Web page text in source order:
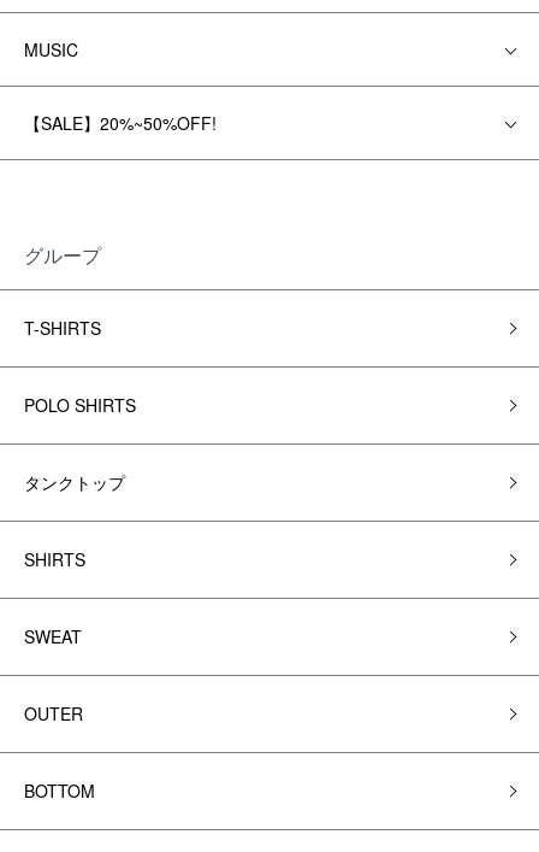
MUSIC
【SALE】20%~50%OFF!
グループ
T-SHIRTS
POLO SHIRTS
タンクトップ
SHIRTS
SWEAT
OUTER
BOTTOM